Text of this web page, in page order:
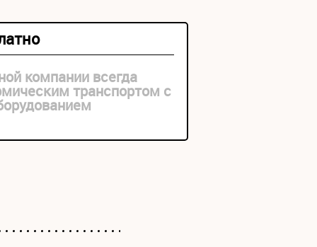
компании всегда
транспортом с